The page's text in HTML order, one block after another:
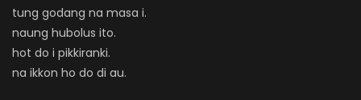
tung godang na masa i.
naung hubolus ito.
hot do i pikkiranki.
na ikkon ho do di au.